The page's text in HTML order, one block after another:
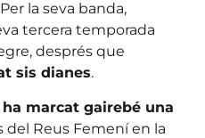
Per la seva banda,
tercera temporada
després que
sis dianes.
ha marcat gairebé una
del Reus Femení en la